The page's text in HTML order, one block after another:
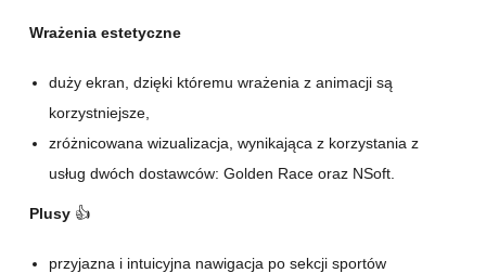
Wrażenia estetyczne
duży ekran, dzięki któremu wrażenia z animacji są
korzystniejsze,
zróżnicowana wizualizacja, wynikająca z korzystania z
usług dwóch dostawców: Golden Race oraz NSoft.
Plusy 👍
przyjazna i intuicyjna nawigacja po sekcji sportów